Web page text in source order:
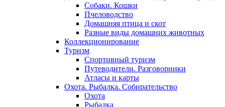
Собаки. Кошки
Пчеловодство
Домашняя птица и скот
Разные виды домашних животных
Коллекционирование
Туризм
Спортивный туризм
Путеводители. Разговорники
Атласы и карты
Охота. Рыбалка. Собирательство
Охота
Рыбалка